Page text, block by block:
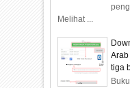
Melihat ...
tiga